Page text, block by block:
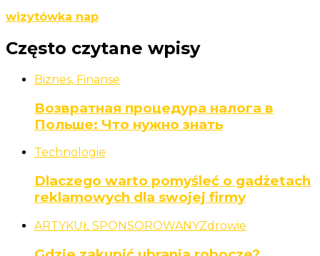
wizytówka nap
Często czytane wpisy
Biznes, Finanse
Возвратная процедура налога в
Польше: Что нужно знать
Technologie
Dlaczego warto pomyśleć o gadżetach
reklamowych dla swojej firmy
ARTYKUŁ SPONSOROWANYZdrowie